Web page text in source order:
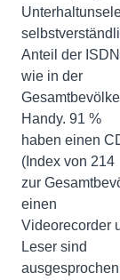
Anteil der
wie in der
Handy. 91 %
haben einen
(Index von 214
zur
einen
Videorecorder
Leser sind